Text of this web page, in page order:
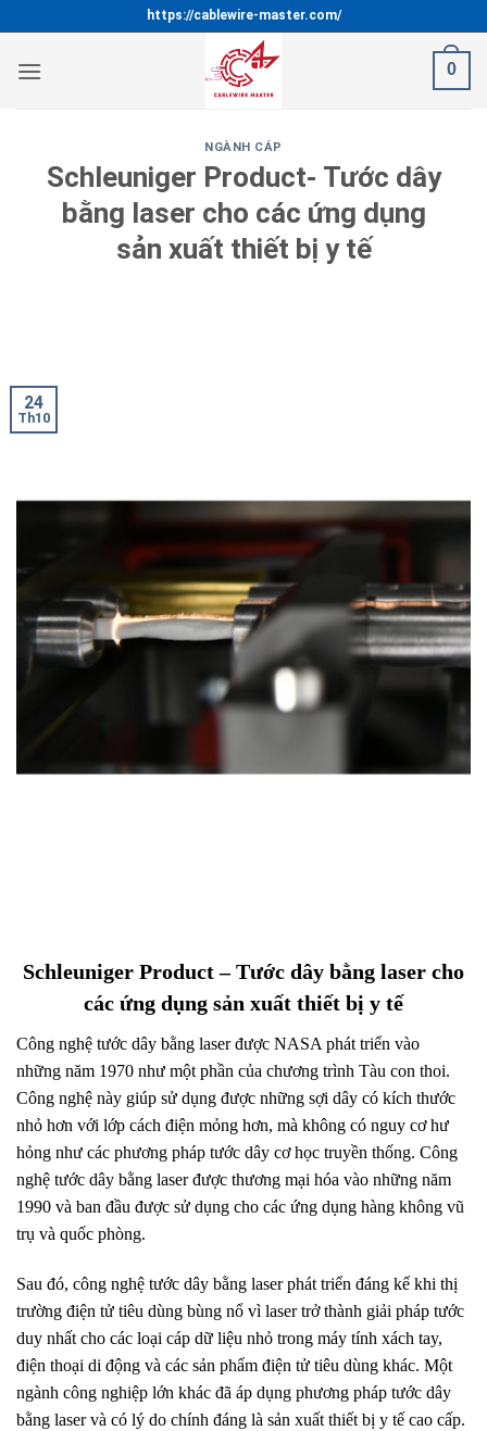
qua
nội
https://cablewire-master.com/
0
NGÀNH CÁP
Schleuniger Product- Tước dây
bằng laser cho các ứng dụng
sản xuất thiết bị y tế
24
Th10
Schleuniger Product – Tước dây bằng laser cho
các ứng dụng sản xuất thiết bị y tế
Công nghệ tước dây bằng laser được NASA phát triển vào
những năm 1970 như một phần của chương trình Tàu con thoi.
Công nghệ này giúp sử dụng được những sợi dây có kích thước
nhỏ hơn với lớp cách điện mỏng hơn, mà không có nguy cơ hư
hỏng như các phương pháp tước dây cơ học truyền thống. Công
nghệ tước dây bằng laser được thương mại hóa vào những năm
1990 và ban đầu được sử dụng cho các ứng dụng hàng không vũ
trụ và quốc phòng.
Sau đó, công nghệ tước dây bằng laser phát triển đáng kể khi thị
trường điện tử tiêu dùng bùng nổ vì laser trở thành giải pháp tước
duy nhất cho các loại cáp dữ liệu nhỏ trong máy tính xách tay,
điện thoại di động và các sản phẩm điện tử tiêu dùng khác. Một
ngành công nghiệp lớn khác đã áp dụng phương pháp tước dây
bằng laser và có lý do chính đáng là sản xuất thiết bị y tế cao cấp.